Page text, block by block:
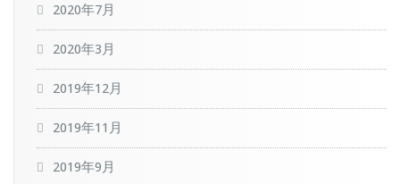
2020年7月
2020年3月
2019年12月
2019年11月
2019年9月